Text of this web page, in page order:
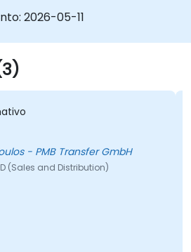
2026-05-11
Transfer GmbH
and Distribution)